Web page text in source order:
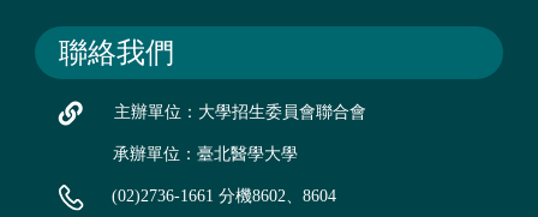
聯絡我們
主辦單位：大學招生委員會聯合會
承辦單位：臺北醫學大學
(02)2736-1661 分機8602、8604